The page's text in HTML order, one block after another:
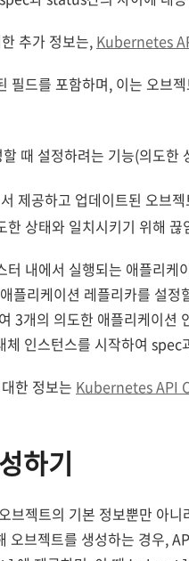
추가 정보는, Kubernetes
필드를 포함하며, 이는 오브
때 설정하려는 기능(의도한
제공하고 업데이트된 오브
상태와 일치시키기 위해
내에서 실행되는 애플리케
플리케이션 레플리카를 설
3개의 의도한 애플리케이션
인스턴스를 시작하여
한 정보는 Kubernetes API
하기
브젝트의 기본 정보뿐만 아
오브젝트를 생성하는 경우,